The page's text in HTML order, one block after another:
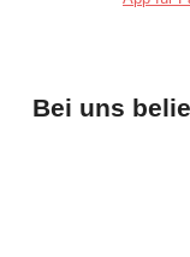
Bei uns